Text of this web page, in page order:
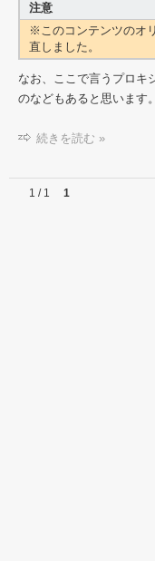
注意
※このコンテンツのオ
直しました。
なお、ここで言うプロキ
のなどもあると思います
続きを読む »
1 / 1 1